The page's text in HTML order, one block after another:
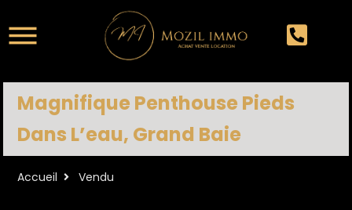
Magnifique Penthouse Pieds
Dans L’eau, Grand Baie
Accueil Vendu